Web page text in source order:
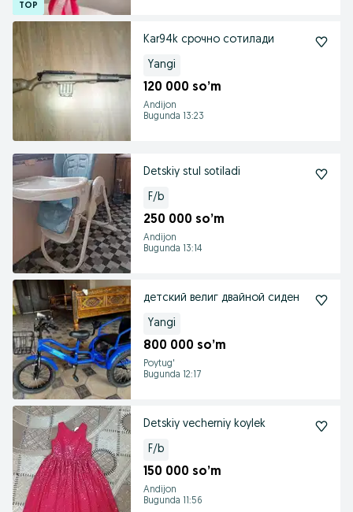
Kar94k срочно сотилади
Yangi
120 000 so’m
Andijon
Bugunda 13:23
Detskiy stul sotiladi
F/b
250 000 so’m
Andijon
Bugunda 13:14
детский велиг двайной сиден
Yangi
800 000 so’m
Poytug'
Bugunda 12:17
Detskiy vecherniy koylek
F/b
150 000 so’m
Andijon
Bugunda 11:56